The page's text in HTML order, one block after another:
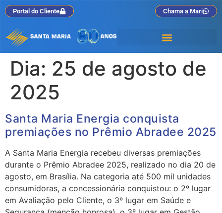
Portal do Cliente Chama a Mari
Dia: 25 de agosto de
2025
Santa Maria Energia conquista
premiações no Prêmio Abradee 2025
A Santa Maria Energia recebeu diversas premiações
durante o Prêmio Abradee 2025, realizado no dia 20 de
agosto, em Brasília. Na categoria até 500 mil unidades
consumidoras, a concessionária conquistou: o 2º lugar
em Avaliação pelo Cliente, o 3º lugar em Saúde e